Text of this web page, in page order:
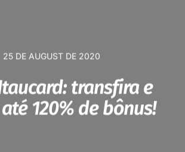
25 DE AUGUST DE 2020
transfira e
120% de bônus!